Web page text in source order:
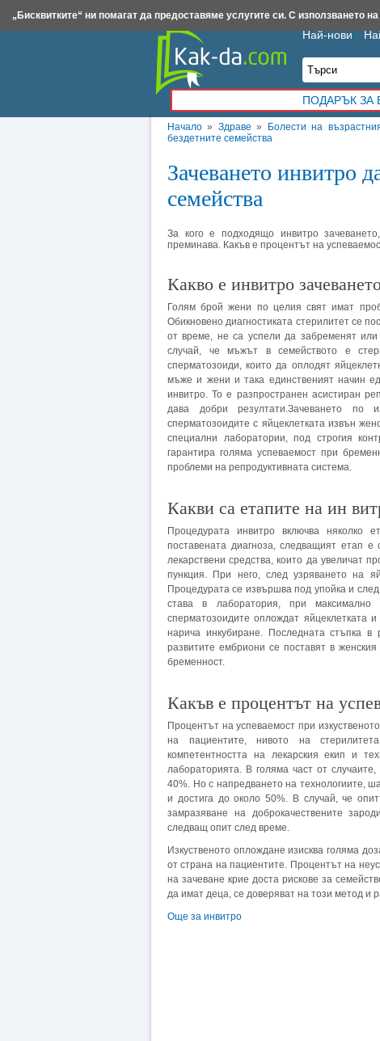
Начало » Здраве » Болести на
бездетните семейства
Зачеването инвитро
семейства
За кого е подходящо инвитро
преминава. Какъв е процентът на
Какво е инвитро
Голям брой жени по целия свят имат
Обикновено диагностиката стерилитет се
от време, не са успели да забременят
случай, че мъжът в семейството е
сперматозоиди, които да оплодят
мъже и жени и така единственият начин
инвитро. То е разпространен асистиран
дава добри резултати.Зачеването по
сперматозоидите с яйцеклетката извън
специални лаборатории, под строгия
гарантира голяма успеваемост при
проблеми на репродуктивната система.
Какви са етапите на ин
Процедурата инвитро включва няколко
поставената диагноза, следващият етап
лекарствени средства, които да увеличат
пункция. При него, след узряването на
Процедурата се извършва под упойка и
става в лаборатория, при максимално
сперматозоидите оплождат яйцеклетката
нарича инкубиране. Последната стъпка
развитите ембриони се поставят в
бременност.
Какъв е процентът на
Процентът на успеваемост при
на пациентите, нивото на
компетентността на лекарския екип и
лабораторията. В голяма част от
40%. Но с напредването на технологиите,
и достига до около 50%. В случай, че
замразяване на доброкачествените
следващ опит след време.
Изкуственото оплождане изисква голяма
от страна на пациентите. Процентът на
на зачеване крие доста рискове за
да имат деца, се доверяват на този метод и
Още за инвитро
Най-нови
ПОДАРЪК
Insert.bg Framar.bg Kak-da.com Iztochnik.com BauBau.bg NewAge.bg
„Бисквитките“ ни помагат да предоставяме услугите си. С използването